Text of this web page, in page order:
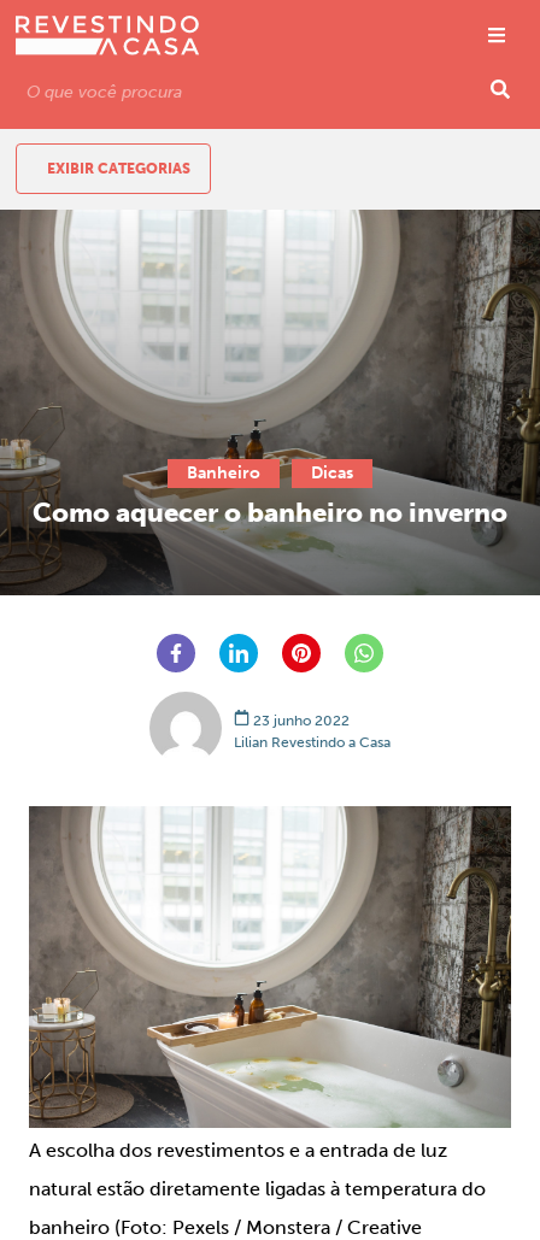
EXIBIR CATEGORIAS
Banheiro Dicas
Como aquecer o banheiro no inverno
23 junho 2022
Lilian Revestindo a Casa
A escolha dos revestimentos e a entrada de luz
natural estão diretamente ligadas à temperatura do
banheiro (Foto: Pexels / Monstera / Creative